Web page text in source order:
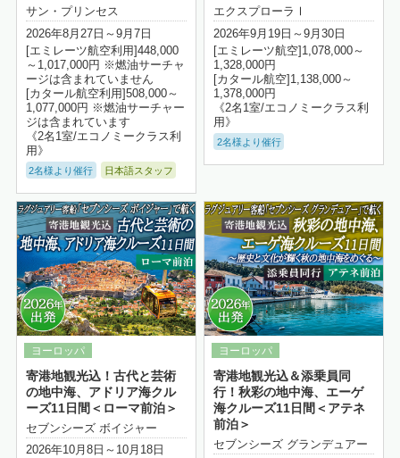
サン・プリンセス
2026年8月27日～9月7日
[エミレーツ航空利用]448,000
～1,017,000円 ※燃油サーチャ
ージは含まれていません
[カタール航空利用]508,000～
1,077,000円 ※燃油サーチャー
ジは含まれています
《2名1室/エコノミークラス利
用》
2名様より催行 日本語スタッフ
エクスプローラⅠ
2026年9月19日～9月30日
[エミレーツ航空]1,078,000～
1,328,000円
[カタール航空]1,138,000～
1,378,000円
《2名1室/エコノミークラス利
用》
2名様より催行
寄港地観光込！古代と芸術
の地中海、アドリア海クル
ーズ11日間＜ローマ前泊＞
セブンシーズ ボイジャー
2026年10月8日～10月18日
寄港地観光込＆添乗員同
行！秋彩の地中海、エーゲ
海クルーズ11日間＜アテネ
前泊＞
セブンシーズ グランデュアー
詳細はこちら